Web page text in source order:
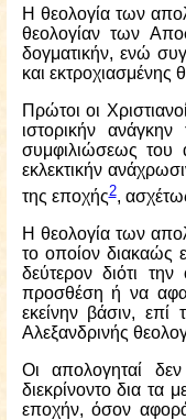
Η θεολογία των
θεολογίαν των
δογματικήν, ενώ
και εκτροχιασμένης
Πρώτοι οι
ιστορικήν
συμφιλιώσεως του
εκλεκτικήν
της εποχής2,
Η θεολογία των
το οποίον διακαώς
δεύτερον διότι
προσθέση ή να
εκείνην βάσιν,
Αλεξανδρινής
Οι απολογηταί
διεκρίνοντο δια τα
εποχήν, όσον αφορά